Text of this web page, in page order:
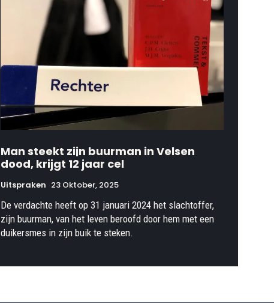
Man steekt zijn buurman in Velsen
dood, krijgt 12 jaar cel
Uitspraken 23 Oktober, 2025
De verdachte heeft op 31 januari 2024 het slachtoffer,
zijn buurman, van het leven beroofd door hem met een
duikersmes in zijn buik te steken.